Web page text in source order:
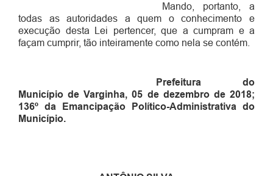
Mando, portanto, a
todas as autoridades a quem o conhecimento e
execução desta Lei pertencer, que a cumpram e a
façam cumprir, tão inteiramente como nela se contém.
Prefeitura do
Município de Varginha, 05 dedezembrode2018;
136º da Emancipação Político-Administrativa do
Município.